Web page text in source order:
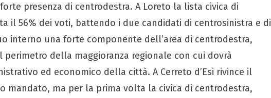
presenza di centrodestra. A Loreto la lista civica di
il 56% dei voti, battendo i due candidati di centrosinistra e di
interno una forte componente dell’area di centrodestra,
della maggioranza regionale con cui dovrà
ed economico della città. A Cerreto d’Esi rivince il
mandato, ma per la prima volta la civica di centrodestra,